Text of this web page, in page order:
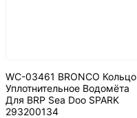
WC-03461 BRONCO Кольцо
Уплотнительное Водомёта
Для BRP Sea Doo SPARK
293200134